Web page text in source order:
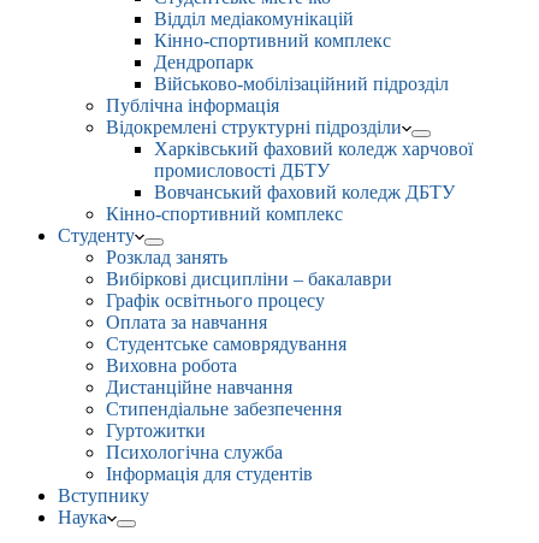
Відділ медіакомунікацій
Кінно-спортивний комплекс
Дендропарк
Військово-мобілізаційний підрозділ
Публічна інформація
Відокремлені структурні підрозділи
Харківський фаховий коледж харчової
промисловості ДБТУ
Вовчанський фаховий коледж ДБТУ
Кінно-спортивний комплекс
Студенту
Розклад занять
Вибіркові дисципліни – бакалаври
Графік освітнього процесу
Оплата за навчання
Студентське самоврядування
Виховна робота
Дистанційне навчання
Стипендіальне забезпечення
Гуртожитки
Психологічна служба
Інформація для студентів
Вступнику
Наука